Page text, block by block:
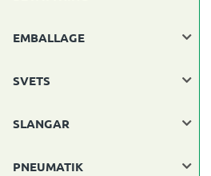
EMBALLAGE
SVETS
SLANGAR
PNEUMATIK